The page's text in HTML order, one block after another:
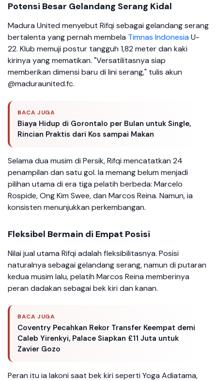
Potensi Besar Gelandang Serang Kidal
Madura United menyebut Rifqi sebagai gelandang serang
bertalenta yang pernah membela Timnas IndonesiaU-
22. Klub memuji postur tangguh 1,82 meter dan kaki
kirinya yang mematikan. "Versatilitasnya siap
memberikan dimensi baru di lini serang," tulis akun
@maduraunited.fc.
BACA JUGA
Biaya Hidup di Gorontalo per Bulan untuk Single,
Rincian Praktis dari Kos sampai Makan
Selama dua musim di Persik, Rifqi mencatatkan 24
penampilan dan satu gol. Ia memang belum menjadi
pilihan utama di era tiga pelatih berbeda: Marcelo
Rospide, Ong Kim Swee, dan Marcos Reina. Namun, ia
konsisten menunjukkan perkembangan.
Fleksibel Bermain di Empat Posisi
Nilai jual utama Rifqi adalah fleksibilitasnya. Posisi
naturalnya sebagai gelandang serang, namun di putaran
kedua musim lalu, pelatih Marcos Reina memberinya
peran dadakan sebagai bek kiri dan kanan.
BACA JUGA
Coventry Pecahkan Rekor Transfer Keempat demi
Caleb Yirenkyi, Palace Siapkan £11 Juta untuk
Zavier Gozo
Peran itu ia lakoni saat bek kiri seperti Yoga Adiatama,